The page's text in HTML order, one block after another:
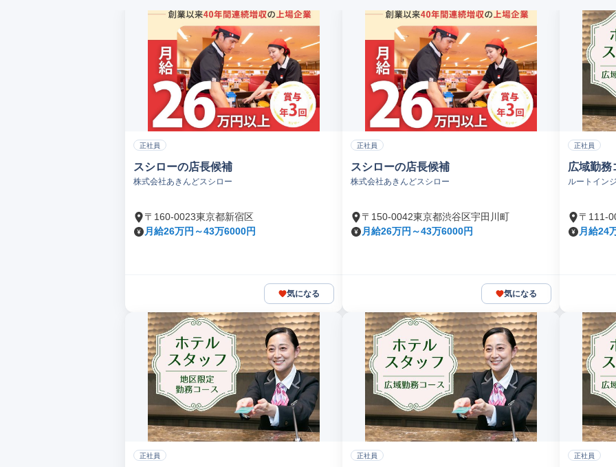
正社員
スシローの店長候補
株式会社あきんどスシロー
〒160-0023東京都新宿区
月給26万円～43万6000円
気になる
正社員
スシローの店長候補
株式会社あきんどスシロー
〒150-0042東京都渋谷区宇田川町
月給26万円～43万6000円
気になる
正社員
広域勤務
ルートイン
〒111-
月給24
正社員 正社員 正社員